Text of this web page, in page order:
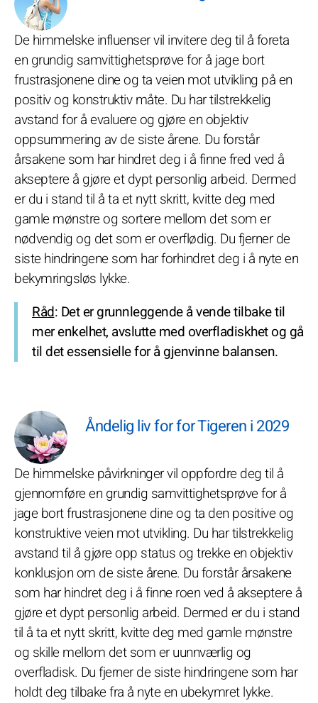
De himmelske influenser vil invitere deg til å foreta
en grundig samvittighetsprøve for å jage bort
frustrasjonene dine og ta veien mot utvikling på en
positiv og konstruktiv måte. Du har tilstrekkelig
avstand for å evaluere og gjøre en objektiv
oppsummering av de siste årene. Du forstår
årsakene som har hindret deg i å finne fred ved å
akseptere å gjøre et dypt personlig arbeid. Dermed
er du i stand til å ta et nytt skritt, kvitte deg med
gamle mønstre og sortere mellom det som er
nødvendig og det som er overflødig. Du fjerner de
siste hindringene som har forhindret deg i å nyte en
bekymringsløs lykke.
Råd: Det er grunnleggende å vende tilbake til
mer enkelhet, avslutte med overfladiskhet og gå
til det essensielle for å gjenvinne balansen.
Åndelig liv for for Tigeren i 2029
De himmelske påvirkninger vil oppfordre deg til å
gjennomføre en grundig samvittighetsprøve for å
jage bort frustrasjonene dine og ta den positive og
konstruktive veien mot utvikling. Du har tilstrekkelig
avstand til å gjøre opp status og trekke en objektiv
konklusjon om de siste årene. Du forstår årsakene
som har hindret deg i å finne roen ved å akseptere å
gjøre et dypt personlig arbeid. Dermed er du i stand
til å ta et nytt skritt, kvitte deg med gamle mønstre
og skille mellom det som er uunnværlig og
overfladisk. Du fjerner de siste hindringene som har
holdt deg tilbake fra å nyte en ubekymret lykke.